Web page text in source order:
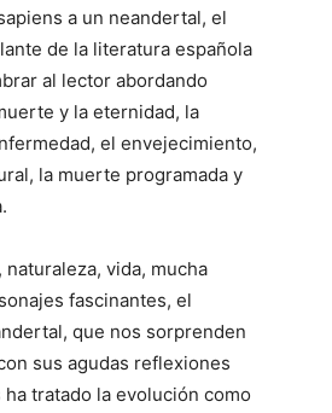
a un neandertal, el
de la literatura española
al lector abordando
y la eternidad, la
el envejecimiento,
la muerte programada y
naturaleza, vida, mucha
fascinantes, el
que nos sorprenden
sus agudas reflexiones
tratado la evolución como